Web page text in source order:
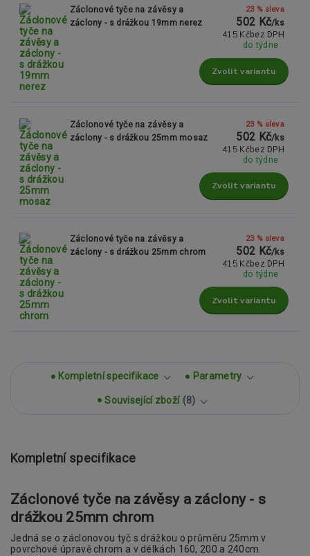
Záclonové tyče na závěsy a
záclony - s drážkou 19mm nerez
23 % sleva
502 Kč/ks
415 Kč bez DPH
do týdne
Zvolit variantu
Záclonové tyče na závěsy a
záclony - s drážkou 25mm mosaz
23 % sleva
502 Kč/ks
415 Kč bez DPH
do týdne
Zvolit variantu
Záclonové tyče na závěsy a
záclony - s drážkou 25mm chrom
23 % sleva
502 Kč/ks
415 Kč bez DPH
do týdne
Zvolit variantu
Kompletní specifikace Parametry
Související zboží 8
Kompletní specifikace
Záclonové tyče na závěsy a záclony - s
drážkou 25mm chrom
Jedná se o záclonovou tyč s drážkou o průměru 25mm v
povrchové úpravě chrom a v délkách 160, 200 a 240cm.